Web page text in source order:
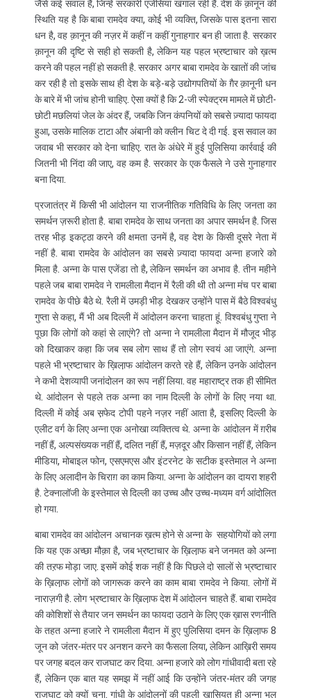
जैसे कई सवाल हैं, जिन्हें सरकारी एजेंसियां खंगाल रही हैं. देश के क़ानून की
स्थिति यह है कि बाबा रामदेव क्या, कोई भी व्यक्ति, जिसके पास इतना सारा
धन है, वह क़ानून की नज़र में कहीं न कहीं गुनाहगार बन ही जाता है. सरकार
क़ानून की दृष्टि से सही हो सकती है, लेकिन यह पहल भ्रष्टाचार को ख़त्म
करने की पहल नहीं हो सकती है. सरकार अगर बाबा रामदेव के खातों की जांच
कर रही है तो इसके साथ ही देश के बड़े-बड़े उद्योगपतियों के ग़ैर क़ानूनी धन
के बारे में भी जांच होनी चाहिए. ऐसा क्यों है कि 2-जी स्पेक्ट्रम मामले में छोटी-
छोटी मछलियां जेल के अंदर हैं, जबकि जिन कंपनियों को सबसे ज़्यादा फायदा
हुआ, उसके मालिक टाटा और अंबानी को क्लीन चिट दे दी गई. इस सवाल का
जवाब भी सरकार को देना चाहिए. रात के अंधेरे में हुई पुलिसिया कार्रवाई की
जितनी भी निंदा की जाए, वह कम है. सरकार के एक फैसले ने उसे गुनाहगार
बना दिया.
प्रजातंत्र में किसी भी आंदोलन या राजनीतिक गतिविधि के लिए जनता का
समर्थन ज़रूरी होता है. बाबा रामदेव के साथ जनता का अपार समर्थन है. जिस
तरह भीड़ इकट्ठा करने की क्षमता उनमें है, वह देश के किसी दूसरे नेता में
नहीं है. बाबा रामदेव के आंदोलन का सबसे ज़्यादा फायदा अन्ना हजारे को
मिला है. अन्ना के पास एजेंडा तो है, लेकिन समर्थन का अभाव है. तीन महीने
पहले जब बाबा रामदेव ने रामलीला मैदान में रैली की थी तो अन्ना मंच पर बाबा
रामदेव के पीछे बैठे थे. रैली में उमड़ी भीड़ देखकर उन्होंने पास में बैठे विश्वबंधु
गुप्ता से कहा, मैं भी अब दिल्ली में आंदोलन करना चाहता हूं. विश्वबंधु गुप्ता ने
पूछा कि लोगों को कहां से लाएंगे? तो अन्ना ने रामलीला मैदान में मौजूद भीड़
को दिखाकर कहा कि जब सब लोग साथ हैं तो लोग स्वयं आ जाएंगे. अन्ना
पहले भी भ्रष्टाचार के ख़िला़फ आंदोलन करते रहे हैं, लेकिन उनके आंदोलन
ने कभी देशव्यापी जनांदोलन का रूप नहीं लिया. वह महाराष्ट्र तक ही सीमित
थे. आंदोलन से पहले तक अन्ना का नाम दिल्ली के लोगों के लिए नया था.
दिल्ली में कोई अब स़फेद टोपी पहने नज़र नहीं आता है, इसलिए दिल्ली के
एलीट वर्ग के लिए अन्ना एक अनोखा व्यक्तित्व थे. अन्ना के आंदोलन में ग़रीब
नहीं हैं, अल्पसंख्यक नहीं हैं, दलित नहीं हैं, मज़दूर और किसान नहीं हैं, लेकिन
मीडिया, मोबाइल फोन, एसएमएस और इंटरनेट के सटीक इस्तेमाल ने अन्ना
के लिए अलादीन के चिराग़ का काम किया. अन्ना के आंदोलन का दायरा शहरी
है. टेक्नालॉजी के इस्तेमाल से दिल्ली का उच्च और उच्च-मध्यम वर्ग आंदोलित
हो गया.
बाबा रामदेव का आंदोलन अचानक ख़त्म होने से अन्ना के सहयोगियों को लगा
कि यह एक अच्छा मौक़ा है, जब भ्रष्टाचार के ख़िला़फ बने जनमत को अन्ना
की तऱफ मोड़ा जाए. इसमें कोई शक नहीं है कि पिछले दो सालों से भ्रष्टाचार
के ख़िला़फ लोगों को जागरूक करने का काम बाबा रामदेव ने किया. लोगों में
नाराज़गी है. लोग भ्रष्टाचार के ख़िला़फ देश में आंदोलन चाहते हैं. बाबा रामदेव
की कोशिशों से तैयार जन समर्थन का फायदा उठाने के लिए एक ख़ास रणनीति
के तहत अन्ना हजारे ने रामलीला मैदान में हुए पुलिसिया दमन के ख़िला़फ 8
जून को जंतर-मंतर पर अनशन करने का फैसला लिया, लेकिन आख़िरी समय
पर जगह बदल कर राजघाट कर दिया. अन्ना हजारे को लोग गांधीवादी बता रहे
हैं, लेकिन एक बात यह समझ में नहीं आई कि उन्होंने जंतर-मंतर की जगह
राजघाट को क्यों चुना. गांधी के आंदोलनों की पहली ख़ासियत ही अन्ना भूल